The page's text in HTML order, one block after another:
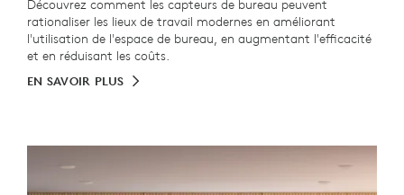
Découvrez comment les capteurs de bureau peuvent
rationaliser les lieux de travail modernes en améliorant
l'utilisation de l'espace de bureau, en augmentant l'efficacité
et en réduisant les coûts.
EN SAVOIR PLUS